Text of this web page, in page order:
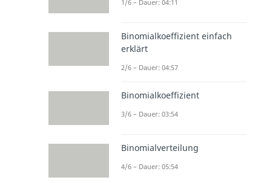
1/6 – Dauer: 04:11
Binomialkoeffizient einfach
erklärt
2/6 – Dauer: 04:57
Binomialkoeffizient
3/6 – Dauer: 03:54
Binomialverteilung
4/6 – Dauer: 05:54